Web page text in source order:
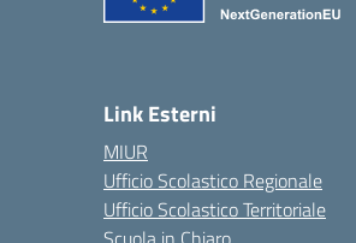
Link Esterni
MIUR
Ufficio Scolastico Regionale
Ufficio Scolastico Territoriale